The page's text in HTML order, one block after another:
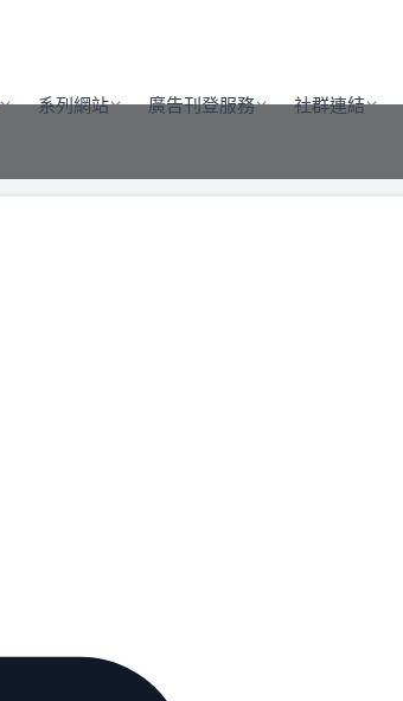
系列網站 廣告刊登服務 社群連結